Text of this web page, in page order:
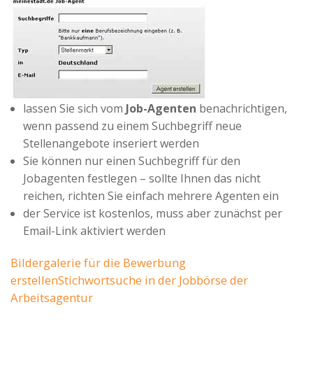
lassen Sie sich vom Job-Agenten benachrichtigen,
wenn passend zu einem Suchbegriff neue
Stellenangebote inseriert werden
Sie können nur einen Suchbegriff für den
Jobagenten festlegen – sollte Ihnen das nicht
reichen, richten Sie einfach mehrere Agenten ein
der Service ist kostenlos, muss aber zunächst per
Email-Link aktiviert werden
Bildergalerie für die Bewerbung
erstellenStichwortsuche in der Jobbörse der
Arbeitsagentur